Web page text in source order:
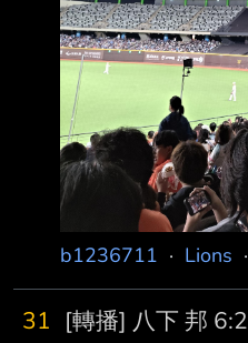
b1236711 · Lions ·
31 [轉播] 八下 邦